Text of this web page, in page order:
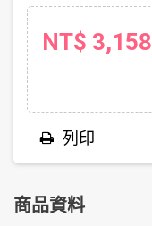
NT$ 3,158
列印
商品資料